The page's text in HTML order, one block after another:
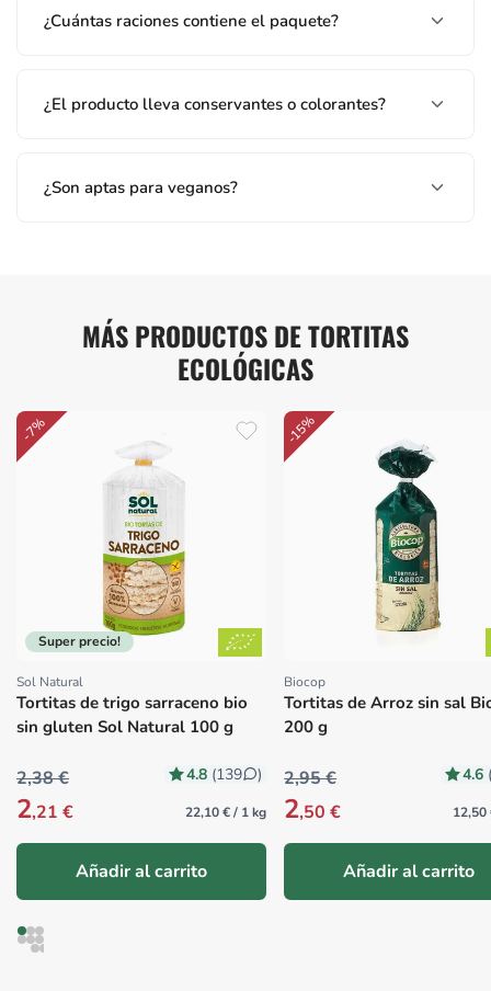
¿Cuántas raciones contiene el paquete?
¿El producto lleva conservantes o colorantes?
¿Son aptas para veganos?
MÁS PRODUCTOS DE TORTITAS
ECOLÓGICAS
-7%
Super precio!
Proveedor:
Sol Natural
Tortitas de trigo sarraceno bio
sin gluten Sol Natural 100 g
4.8 (139 )
2,38 €
2,21 € 22,10 € / 1 kg
Añadir al carrito
-15%
Proveedor:
Biocop
Tortitas de Arroz sin sal
200 g
4.6
2,95 €
2,50 € 12,50
Añadir al carrito